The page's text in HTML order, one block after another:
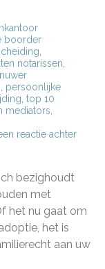
boorder
,
notarissen,
, persoonlijke
, top 10
mediators,
reactie achterop
en
bezighoudt
met
het nu gaat om
het is
aan uw